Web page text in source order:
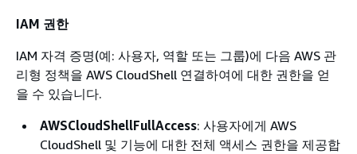
IAM 권한
IAM 자격 증명(예: 사용자, 역할 또는 그룹)에 다음 AWS 관
리형 정책을 AWS CloudShell 연결하여에 대한 권한을 얻
을 수 있습니다.
AWSCloudShellFullAccess: 사용자에게 AWS
CloudShell 및 기능에 대한 전체 액세스 권한을 제공합